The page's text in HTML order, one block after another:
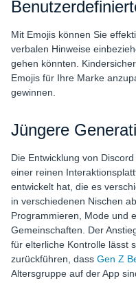
Mit Emojis können Sie
verbalen Hinweise
gehen könnten.
Emojis für Ihre Marke
gewinnen.
Jüngere
Die Entwicklung von
einer reinen
entwickelt hat, die es
in verschiedenen Nischen
Programmieren, Mode und
Gemeinschaften. Der
für elterliche Kontrolle lässt
zurückführen, dass Gen Z
Altersgruppe auf der App